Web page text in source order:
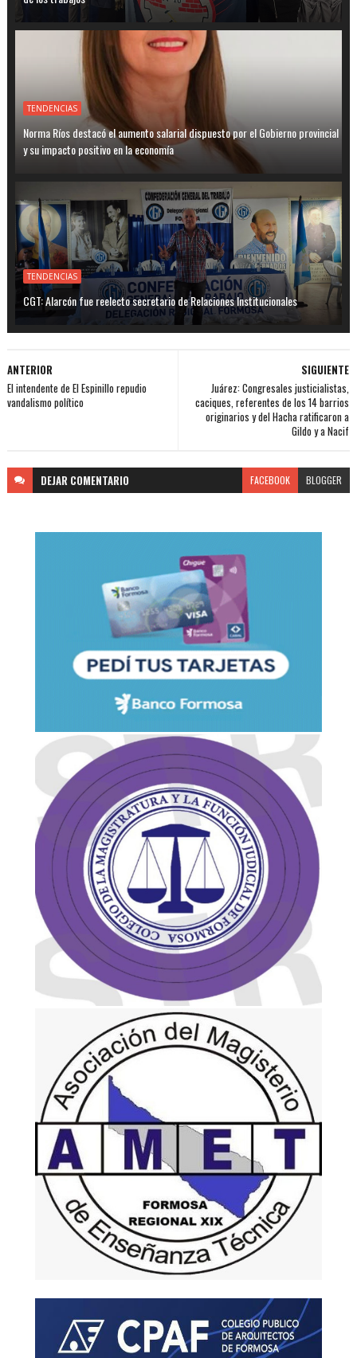
TENDENCIAS
Norma Ríos destacó el aumento salarial dispuesto por el Gobierno provincial
y su impacto positivo en la economía
TENDENCIAS
CGT: Alarcón fue reelecto secretario de Relaciones Institucionales
SIGUIENTE
Juárez: Congresales justicialistas,
caciques, referentes de los 14 barrios
originarios y del Hacha ratificaron a
Gildo y a Nacif
ANTERIOR
El intendente de El Espinillo repudio
vandalismo político
DEJAR COMENTARIO FACEBOOK BLOGGER